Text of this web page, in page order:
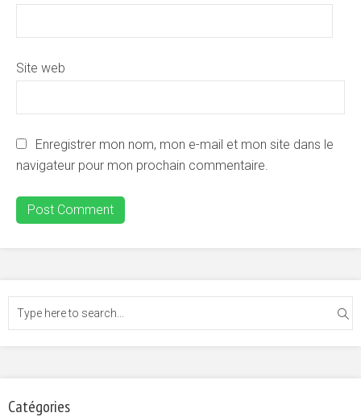
Site web
Enregistrer mon nom, mon e-mail et mon site dans le
navigateur pour mon prochain commentaire.
Catégories